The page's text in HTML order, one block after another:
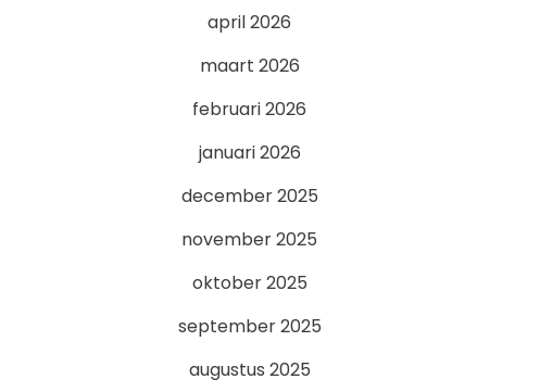
april 2026
maart 2026
februari 2026
januari 2026
december 2025
november 2025
oktober 2025
september 2025
augustus 2025